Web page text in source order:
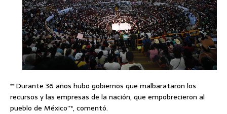
*‘’Durante 36 años hubo gobiernos que malbarataron los
recursos y las empresas de la nación, que empobrecieron al
pueblo de México’’*, comentó.